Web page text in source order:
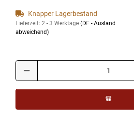
Knapper Lagerbestand
Lieferzeit: 2 - 3 Werktage (DE - Ausland
abweichend)